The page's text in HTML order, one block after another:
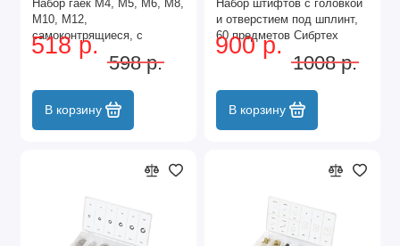
Набор гаек М4, М5, М6, М8,
М10, М12,
самоконтрящиеся, с
Нейлоновой вставкой, 146
предметов Сибртех
518 р.
598 р.
В корзину
Набор штифтов с головкой
и отверстием под шплинт,
60 предметов Сибртех
900 р.
1008 р.
В корзину